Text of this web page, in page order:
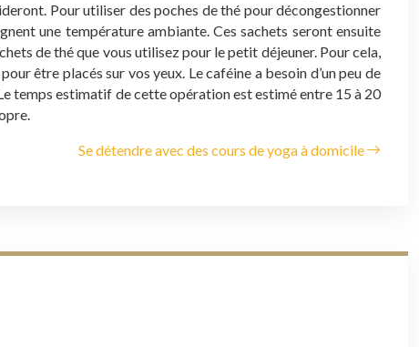
Pour utiliser des poches de thé pour décongestionner
une température ambiante. Ces sachets seront ensuite
de thé que vous utilisez pour le petit déjeuner. Pour cela,
être placés sur vos yeux. Le caféine a besoin d’un peu de
temps estimatif de cette opération est estimé entre 15 à 20
Se détendre avec des cours de yoga à domicile